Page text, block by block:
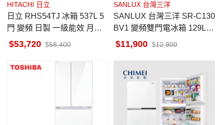
HITACHI 日立
日立 RHS54TJ 冰箱 537L 5
門 變頻 日製 一級能效 月光
白 獨立自動製冰室 特鮮冰溫
53,720 58,400
SANLUX 台灣三洋
SANLUX 台灣三洋 SR-C130
BV1 變頻雙門電冰箱 129L
一級省電
11,900 12,900